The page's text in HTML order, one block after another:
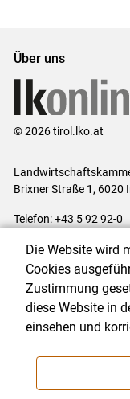
Über uns
© 2026 tirol.lko.at
Brixner Straße 1, 6020
Telefon: +43 5 92 92-0
Impressum|Kontakt|
Cookie-Einstellungen
NEWSLETTER
Die Website wird
Cookies
Zustimmung
diese Website in
einsehen und